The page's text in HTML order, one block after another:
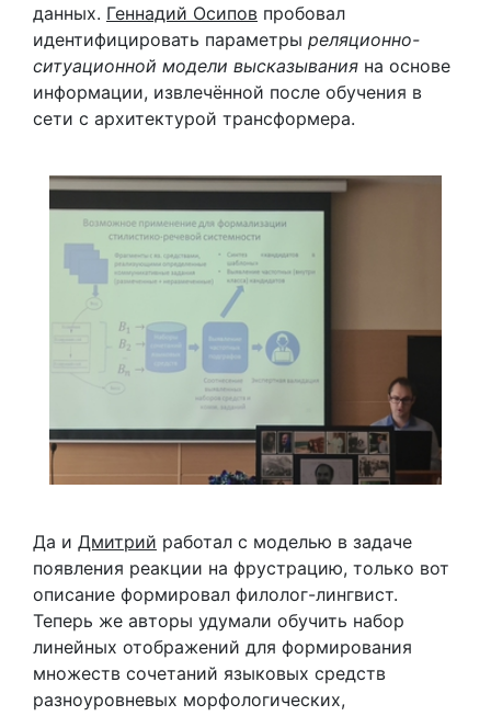
данных. Геннадий Осипов пробовал
идентифицировать параметры реляционно-
ситуационной модели высказывания на основе
информации, извлечённой после обучения в
сети с архитектурой трансформера.
Да и Дмитрий работал с моделью в задаче
появления реакции на фрустрацию, только вот
описание формировал филолог-лингвист.
Теперь же авторы удумали обучить набор
линейных отображений для формирования
множеств сочетаний языковых средств
разноуровневых морфологических,